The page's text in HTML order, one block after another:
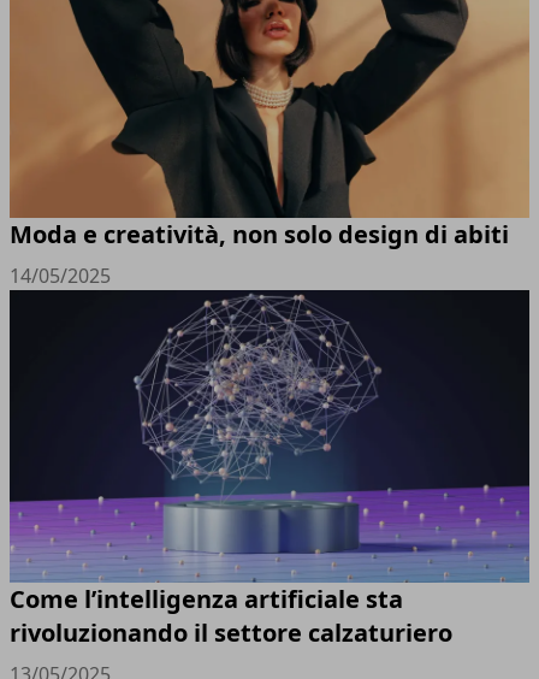
Moda e creatività, non solo design di abiti
14/05/2025
Come l’intelligenza artificiale sta
rivoluzionando il settore calzaturiero